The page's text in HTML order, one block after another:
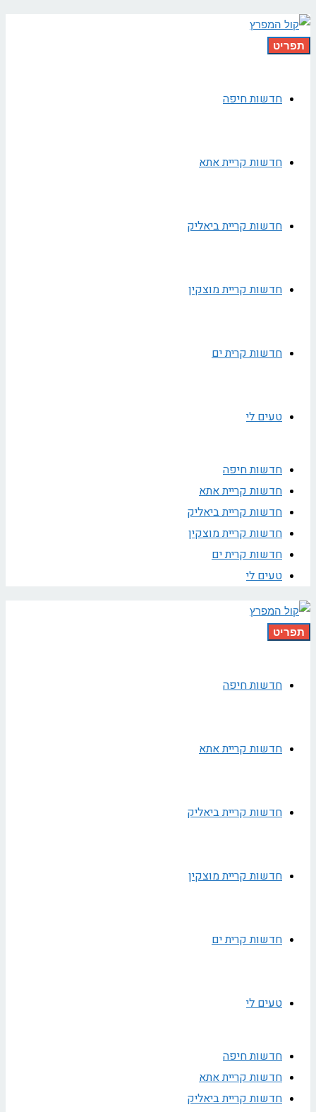
תפריט
חדשות חיפה
חדשות קריית אתא
חדשות קריית ביאליק
חדשות קריית מוצקין
חדשות קרית ים
טעים לי
חדשות חיפה
חדשות קריית אתא
חדשות קריית ביאליק
חדשות קריית מוצקין
חדשות קרית ים
טעים לי
תפריט
חדשות חיפה
חדשות קריית אתא
חדשות קריית ביאליק
חדשות קריית מוצקין
חדשות קרית ים
טעים לי
חדשות חיפה
חדשות קריית אתא
חדשות קריית ביאליק